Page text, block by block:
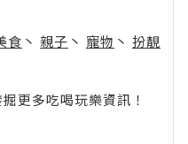
食 丶 親子 丶 寵物 丶 扮靚
更多吃喝玩樂資訊！